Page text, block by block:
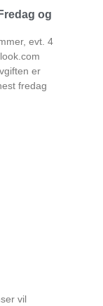
og
evt. 4
er
fredag
vil